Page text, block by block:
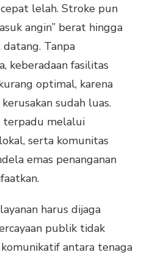
lelah. Stroke pun
angin” berat hingga
Tanpa
keberadaan fasilitas
optimal, karena
sudah luas.
terpadu melalui
serta komunitas
emas penanganan
harus dijaga
publik tidak
antara tenaga